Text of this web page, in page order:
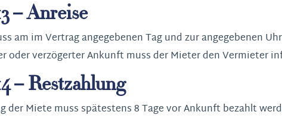
– Anreise
am im Vertrag angegebenen Tag und zur angegebenen
oder verzögerter Ankunft muss der Mieter den Vermieter
– Restzahlung
der Miete muss spätestens 8 Tage vor Ankunft bezahlt